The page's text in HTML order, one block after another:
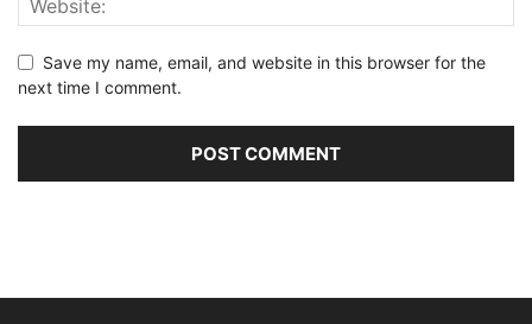
Save my name, email, and website in this browser for the
next time I comment.